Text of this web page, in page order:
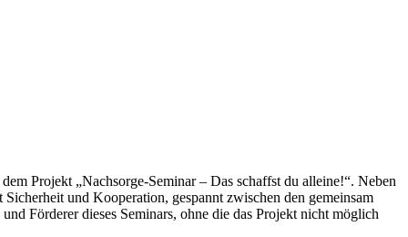
Projekt „Nachsorge-Seminar – Das schaffst du alleine!“. Neben
und Kooperation, gespannt zwischen den gemeinsam
Förderer dieses Seminars, ohne die das Projekt nicht möglich